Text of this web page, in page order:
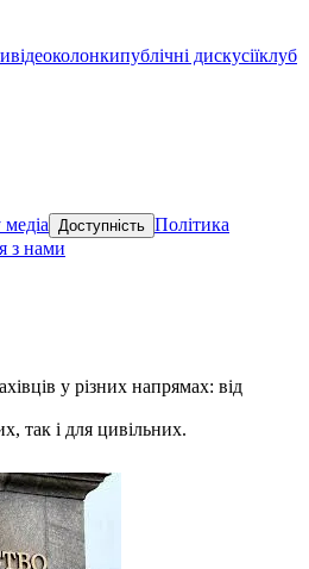
відеоколонкипублічні дискусіїклуб
Доступність Політика
з нами
у різних напрямах: від
так і для цивільних.